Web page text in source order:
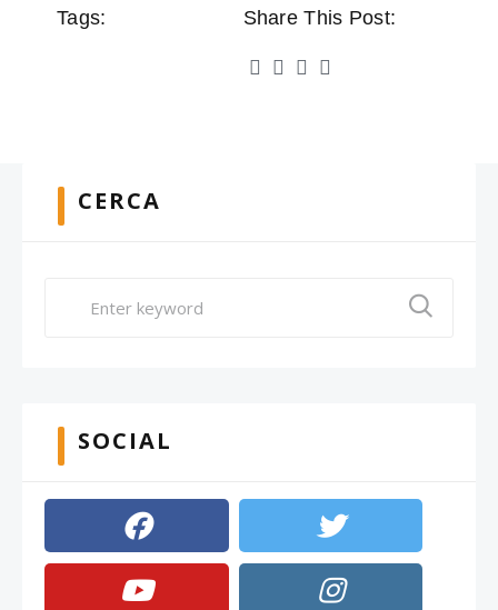
Tags: Share This Post:
CERCA
SOCIAL